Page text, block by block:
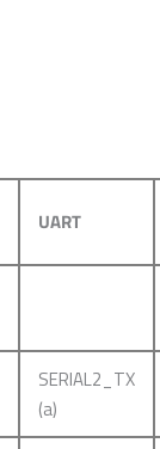
UART
SERIAL2_TX
(a)